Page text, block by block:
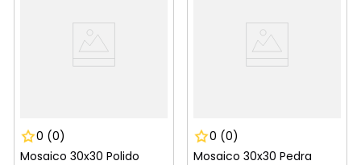
0 (0)
Mosaico 30x30 Polido
0 (0)
Mosaico 30x30 Pedra